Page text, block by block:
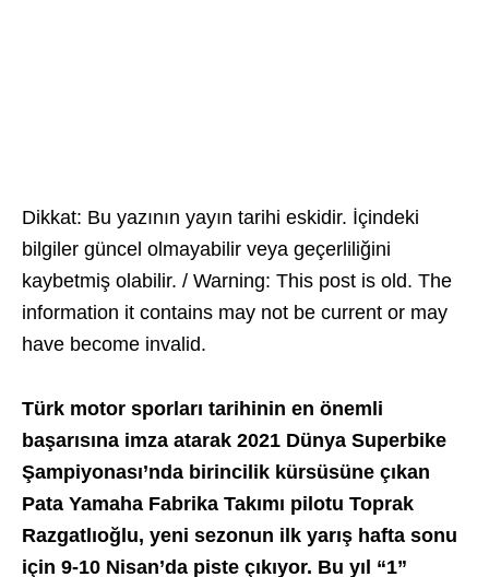
Dikkat: Bu yazının yayın tarihi eskidir. İçindeki
bilgiler güncel olmayabilir veya geçerliliğini
kaybetmiş olabilir. / Warning: This post is old. The
information it contains may not be current or may
have become invalid.
Türk motor sporları tarihinin en önemli
başarısına imza atarak 2021 Dünya Superbike
Şampiyonası’nda birincilik kürsüsüne çıkan
Pata Yamaha Fabrika Takımı pilotu Toprak
Razgatlıoğlu, yeni sezonun ilk yarış hafta sonu
için 9-10 Nisan’da piste çıkıyor. Bu yıl “1”